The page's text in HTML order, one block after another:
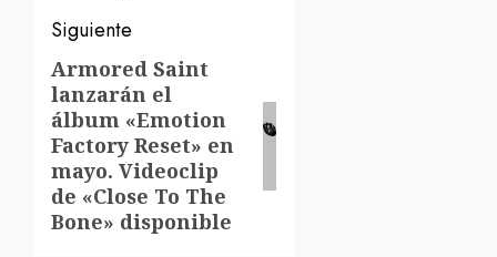
Siguiente
Siguiente
entrada:
Armored Saint
lanzarán el
álbum «Emotion
Factory Reset» en
mayo. Videoclip
de «Close To The
Bone» disponible